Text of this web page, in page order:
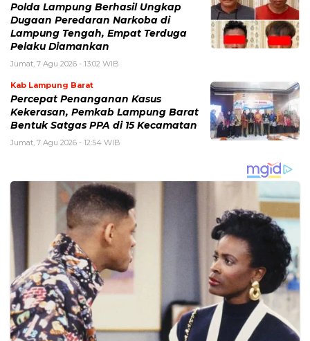
Polda Lampung Berhasil Ungkap
Dugaan Peredaran Narkoba di
Lampung Tengah, Empat Terduga
Pelaku Diamankan
Jumat, 7 Agu 2026 - 13:02 WIB
Kab Lampung Barat
Percepat Penanganan Kasus
Kekerasan, Pemkab Lampung Barat
Bentuk Satgas PPA di 15 Kecamatan
Jumat, 7 Agu 2026 - 12:54 WIB